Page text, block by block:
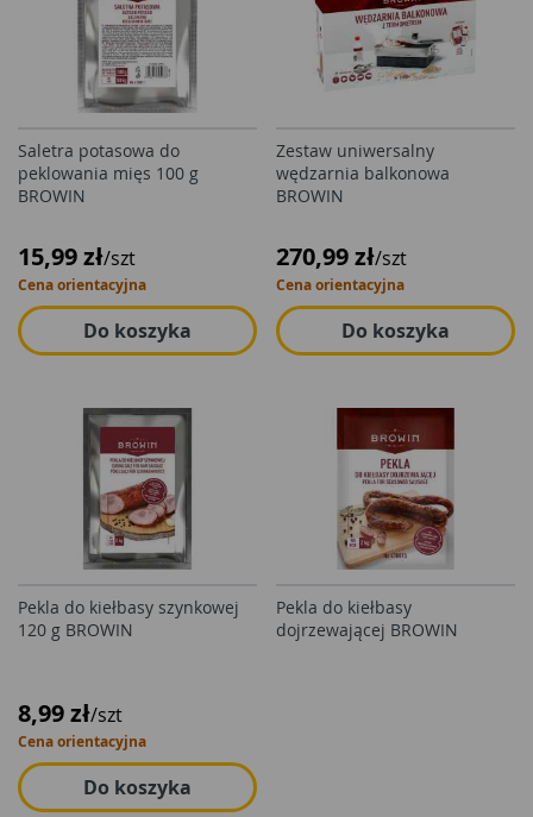
Saletra potasowa do
peklowania mięs 100 g
BROWIN
15,99 zł/szt
Cena orientacyjna
Do koszyka
Zestaw uniwersalny
wędzarnia balkonowa
BROWIN
270,99 zł/szt
Cena orientacyjna
Do koszyka
Pekla do kiełbasy szynkowej
120 g BROWIN
8,99 zł/szt
Cena orientacyjna
Do koszyka
Pekla do kiełbasy
dojrzewającej BROWIN